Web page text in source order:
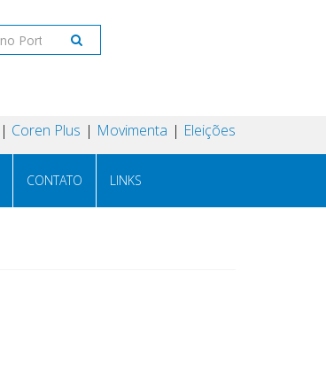
Coren Plus Movimenta Eleições
CONTATO LINKS